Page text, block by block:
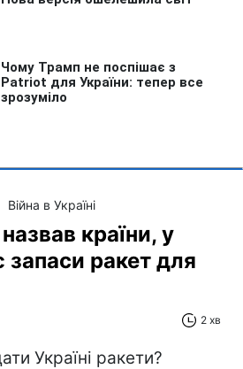
Війна в Україні
країни, у
запаси ракет для
2 хв
Україні ракети?